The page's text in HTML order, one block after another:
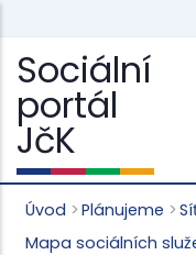
hlavnímu
obsahu
Sociální
portál
JčK
Úvod >Plánujeme >
Mapa sociálních